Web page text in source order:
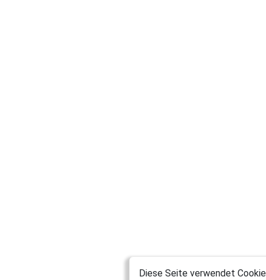
Diese Seite verwendet